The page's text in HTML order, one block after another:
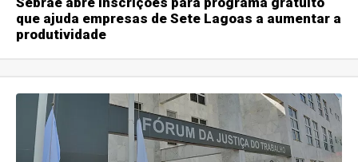
que ajuda empresas de Sete Lagoas a aumentar a
produtividade